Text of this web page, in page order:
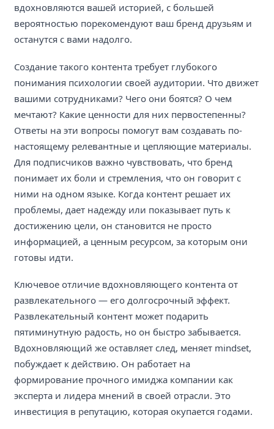
вдохновляются вашей историей, с большей
вероятностью порекомендуют ваш бренд друзьям и
останутся с вами надолго.
Создание такого контента требует глубокого
понимания психологии своей аудитории. Что движет
вашими сотрудниками? Чего они боятся? О чем
мечтают? Какие ценности для них первостепенны?
Ответы на эти вопросы помогут вам создавать по-
настоящему релевантные и цепляющие материалы.
Для подписчиков важно чувствовать, что бренд
понимает их боли и стремления, что он говорит с
ними на одном языке. Когда контент решает их
проблемы, дает надежду или показывает путь к
достижению цели, он становится не просто
информацией, а ценным ресурсом, за которым они
готовы идти.
Ключевое отличие вдохновляющего контента от
развлекательного — его долгосрочный эффект.
Развлекательный контент может подарить
пятиминутную радость, но он быстро забывается.
Вдохновляющий же оставляет след, меняет mindset,
побуждает к действию. Он работает на
формирование прочного имиджа компании как
эксперта и лидера мнений в своей отрасли. Это
инвестиция в репутацию, которая окупается годами.